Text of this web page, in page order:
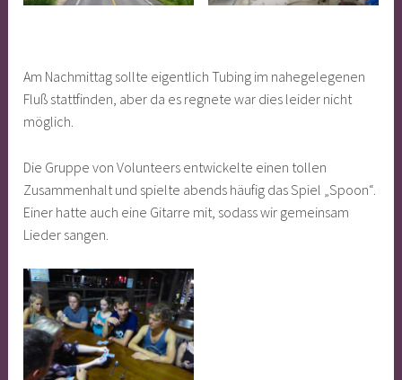
Am Nachmittag sollte eigentlich Tubing im nahegelegenen
Fluß stattfinden, aber da es regnete war dies leider nicht
möglich.
Die Gruppe von Volunteers entwickelte einen tollen
Zusammenhalt und spielte abends häufig das Spiel „Spoon“.
Einer hatte auch eine Gitarre mit, sodass wir gemeinsam
Lieder sangen.